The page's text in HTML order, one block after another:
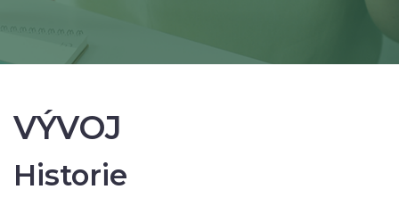
VÝVOJ
Historie